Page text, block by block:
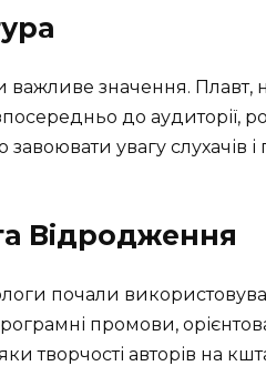
значення. Плавт,
до аудиторії,
увагу слухачів і
Відродження
почали
промови,
творчості авторів на